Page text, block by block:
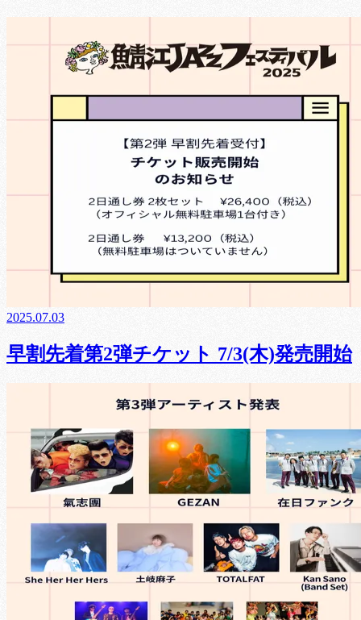
2025.07.03
早割先着第2弾チケット 7/3(木)発売開始